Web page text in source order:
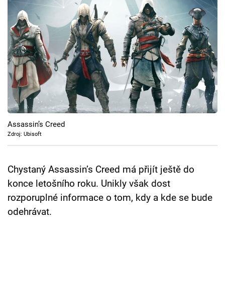
Filmy
Seriály
Hry
Cool Esport
Pořady
TV Program
Přihlášení
Assassin’s Creed
Zdroj: Ubisoft
Chystaný Assassin’s Creed má přijít ještě do
konce letošního roku. Unikly však dost
rozporuplné informace o tom, kdy a kde se bude
odehrávat.